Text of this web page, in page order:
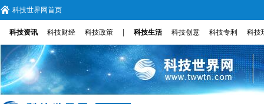
科技世界网首页
科技资讯 科技财经 科技政策 科技生活 科技创意 科技专利 科技